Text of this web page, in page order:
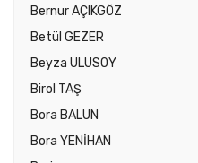
Bernur AÇIKGÖZ
Betül GEZER
Beyza ULUSOY
Birol TAŞ
Bora BALUN
Bora YENİHAN